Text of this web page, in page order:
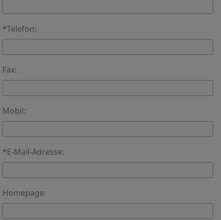
*Telefon:
Fax:
Mobil:
*E-Mail-Adresse:
Homepage: